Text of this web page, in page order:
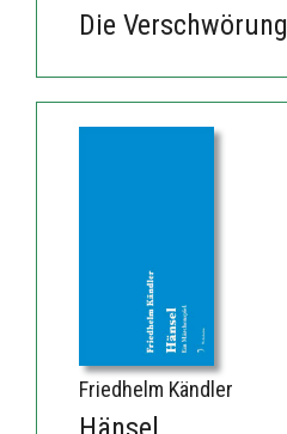
Die Verschwörung
Friedhelm Kändler